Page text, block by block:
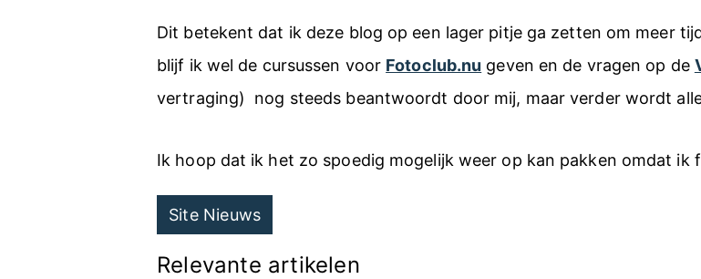
Dit betekent dat ik deze blog op een lager pitje ga zetten om meer
blijf ik wel de cursussen voor Fotoclub.nu geven en de vragen op de
vertraging) nog steeds beantwoordt door mij, maar verder wordt
Ik hoop dat ik het zo spoedig mogelijk weer op kan pakken omdat ik
Site Nieuws
Relevante artikelen